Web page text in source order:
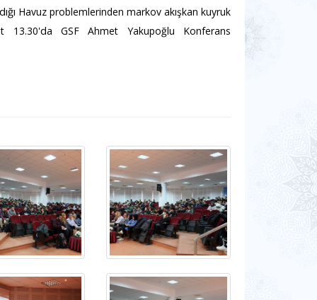
Havuz problemlerinden markov akışkan kuyruk
13.30'daGSF Ahmet Yakupoğlu Konferans